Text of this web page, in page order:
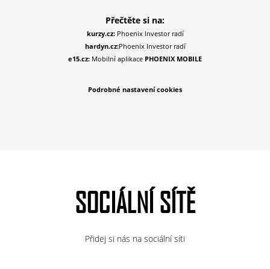
Přečtěte si na:
kurzy.cz:Phoenix Investor radí
hardyn.cz:Phoenix Investor radí
e15.cz: Mobilní aplikace PHOENIX MOBILE
Podrobné nastavení cookies
SOCIÁLNÍ SÍTĚ
Přidej si nás na sociální síti